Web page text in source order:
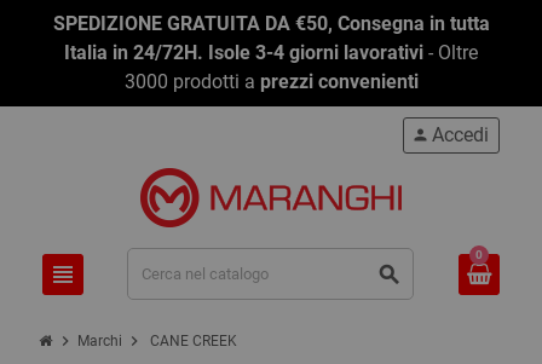
SPEDIZIONE GRATUITA DA €50, Consegna in tutta
Italia in 24/72H. Isole 3-4 giorni lavorativi - Oltre
3000 prodotti a prezzi convenienti
view_headline search
person Accedi
0
chevron_right Marchi chevron_right CANE CREEK